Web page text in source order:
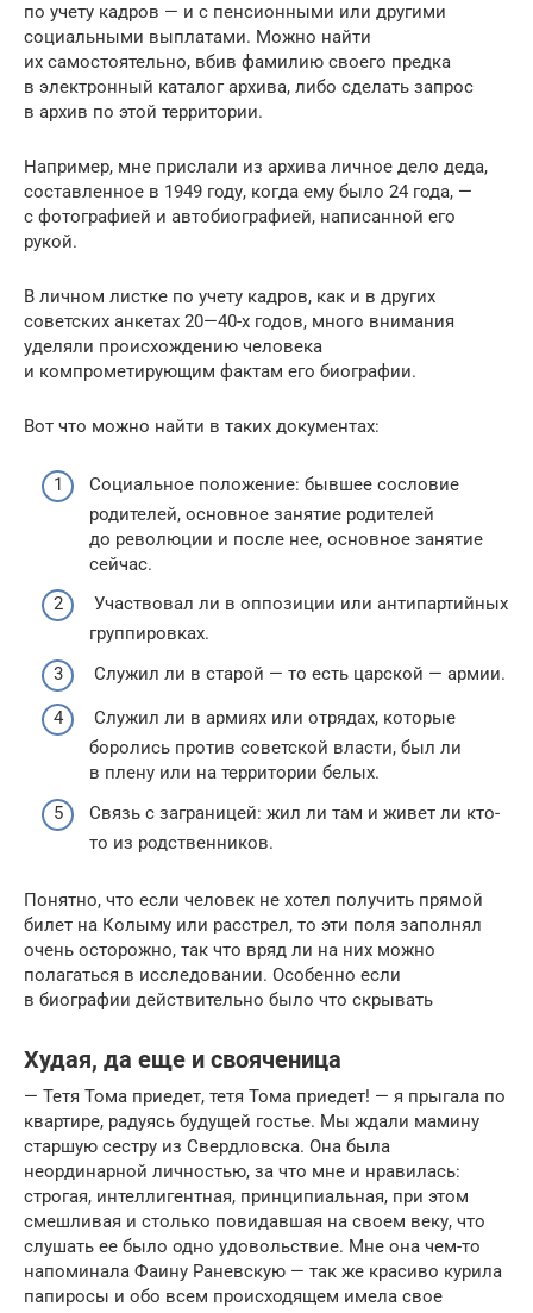
по учету кадров — и с пенсионными или другими
социальными выплатами. Можно найти
их самостоятельно, вбив фамилию своего предка
в электронный каталог архива, либо сделать запрос
в архив по этой территории.
Например, мне прислали из архива личное дело деда,
составленное в 1949 году, когда ему было 24 года, —
с фотографией и автобиографией, написанной его
рукой.
В личном листке по учету кадров, как и в других
советских анкетах 20—40-х годов, много внимания
уделяли происхождению человека
и компрометирующим фактам его биографии.
Вот что можно найти в таких документах:
Социальное положение: бывшее сословие
родителей, основное занятие родителей
до революции и после нее, основное занятие
сейчас.
Участвовал ли в оппозиции или антипартийных
группировках.
Служил ли в старой — то есть царской — армии.
Служил ли в армиях или отрядах, которые
боролись против советской власти, был ли
в плену или на территории белых.
Связь с заграницей: жил ли там и живет ли кто-
то из родственников.
Понятно, что если человек не хотел получить прямой
билет на Колыму или расстрел, то эти поля заполнял
очень осторожно, так что вряд ли на них можно
полагаться в исследовании. Особенно если
в биографии действительно было что скрывать
Худая, да еще и свояченица
— Тетя Тома приедет, тетя Тома приедет! — я прыгала по
квартире, радуясь будущей гостье. Мы ждали мамину
старшую сестру из Свердловска. Она была
неординарной личностью, за что мне и нравилась:
строгая, интеллигентная, принципиальная, при этом
смешливая и столько повидавшая на своем веку, что
слушать ее было одно удовольствие. Мне она чем-то
напоминала Фаину Раневскую — так же красиво курила
папиросы и обо всем происходящем имела свое